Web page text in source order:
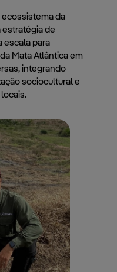
ecossistema da
estratégia de
escala para
Mata Atlântica em
integrando
sociocultural e